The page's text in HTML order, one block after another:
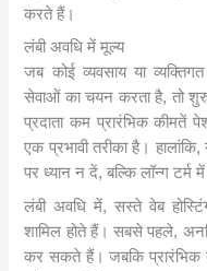
करते हैं।
लंबी अवधि में मूल्य
जब कोई व्यवसाय या
सेवाओं का चयन करता है, तो
प्रदाता कम प्रारंभिक कीमतें
एक प्रभावी तरीका है।
पर ध्यान न दें, बल्कि लॉन्ग टर्म
लंबी अवधि में, सस्ते वेब
शामिल होते हैं। सबसे पहले,
कर सकते हैं। जबकि प्रारंभिक